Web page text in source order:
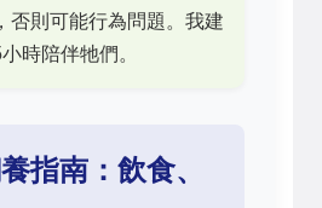
否則可能行為問題。我建
時陪伴牠們。
指南：飲食、